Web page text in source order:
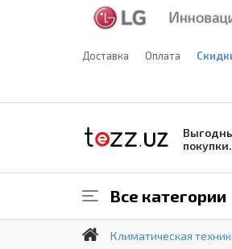
Доставка Оплата
Все категории
Климатическая